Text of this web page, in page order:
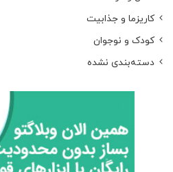
کاریزما و جذابیت
کودک و نوجوان
دسته‌بندی نشده